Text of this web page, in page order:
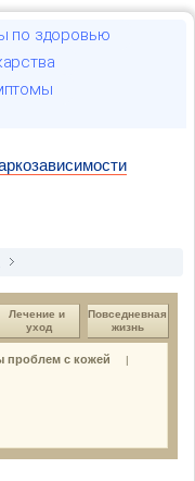
по здоровью
проблемы?
Лечение и
уход
Повседневная
жизнь
проблем с кожей |